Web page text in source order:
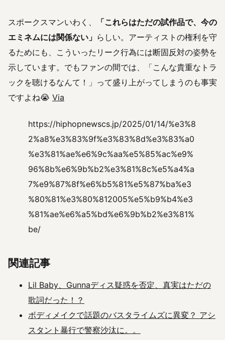
スポークスマンいわく、
「これらはただの試作品で、今の
エミネムには関係ない」 らしい。アーティストの権利を守
るためにも、こういったリーク行為には断固反対の姿勢を
示しています。でもファンの間では、「こんな貴重なトラ
ックを聴けるなんて！」って盛り上がってしまうのも事実
ですよね😭 Via
https://hiphopnewscs.jp/2025/01/14/%e3%8
2%a8%e3%83%9f%e3%83%8d%e3%83%a0
%e3%81%ae%e6%9c%aa%e5%85%ac%e9%
96%8b%e6%9b%b2%e3%81%8c%e5%a4%a
7%e9%87%8f%e6%b5%81%e5%87%ba%e3
%80%81%e3%80%812005%e5%b9%b4%e3
%81%ae%e6%a5%bd%e6%9b%b2%e3%81%
be/
関連記事
Lil Baby、Gunnaディス疑惑を否定、真実はただの
歌詞だった！？
ボディメイクで話題のバスタライムズに異変？ アシ
スタント暴行で警察沙汰に。。